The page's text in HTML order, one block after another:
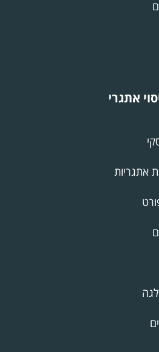
אתגרי
אתגריות